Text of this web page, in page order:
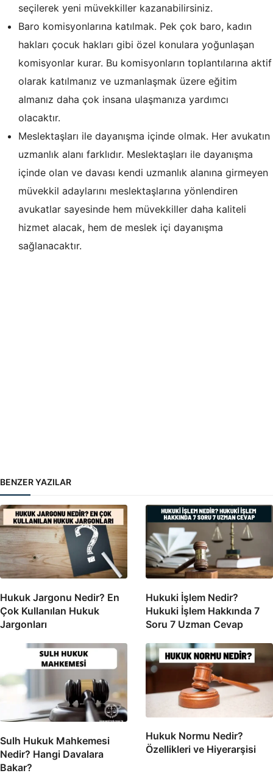
seçilerek yeni müvekkiller kazanabilirsiniz.
Baro komisyonlarına katılmak. Pek çok baro, kadın
hakları çocuk hakları gibi özel konulara yoğunlaşan
komisyonlar kurar. Bu komisyonların toplantılarına aktif
olarak katılmanız ve uzmanlaşmak üzere eğitim
almanız daha çok insana ulaşmanıza yardımcı
olacaktır.
Meslektaşları ile dayanışma içinde olmak. Her avukatın
uzmanlık alanı farklıdır. Meslektaşları ile dayanışma
içinde olan ve davası kendi uzmanlık alanına girmeyen
müvekkil adaylarını meslektaşlarına yönlendiren
avukatlar sayesinde hem müvekkiller daha kaliteli
hizmet alacak, hem de meslek içi dayanışma
sağlanacaktır.
BENZER YAZILAR
Hukuk Jargonu Nedir? En
Çok Kullanılan Hukuk
Jargonları
Hukuki İşlem Nedir?
Hukuki İşlem Hakkında 7
Soru 7 Uzman Cevap
Sulh Hukuk Mahkemesi
Nedir? Hangi Davalara
Bakar?
Hukuk Normu Nedir?
Özellikleri ve Hiyerarşisi